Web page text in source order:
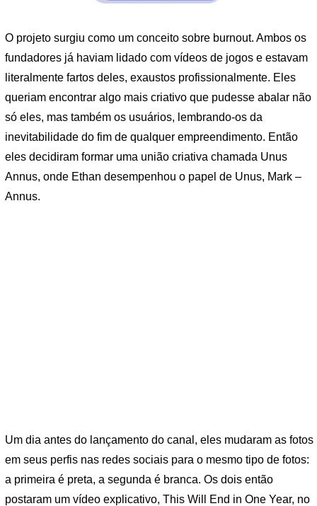
O projeto surgiu como um conceito sobre burnout. Ambos os
fundadores já haviam lidado com vídeos de jogos e estavam
literalmente fartos deles, exaustos profissionalmente. Eles
queriam encontrar algo mais criativo que pudesse abalar não
só eles, mas também os usuários, lembrando-os da
inevitabilidade do fim de qualquer empreendimento. Então
eles decidiram formar uma união criativa chamada Unus
Annus, onde Ethan desempenhou o papel de Unus, Mark –
Annus.
Um dia antes do lançamento do canal, eles mudaram as fotos
em seus perfis nas redes sociais para o mesmo tipo de fotos:
a primeira é preta, a segunda é branca. Os dois então
postaram um vídeo explicativo, This Will End in One Year, no